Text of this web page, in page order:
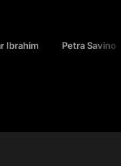
Ibrahim Petra Savino